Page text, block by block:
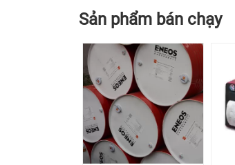
Sản phẩm bán chạy